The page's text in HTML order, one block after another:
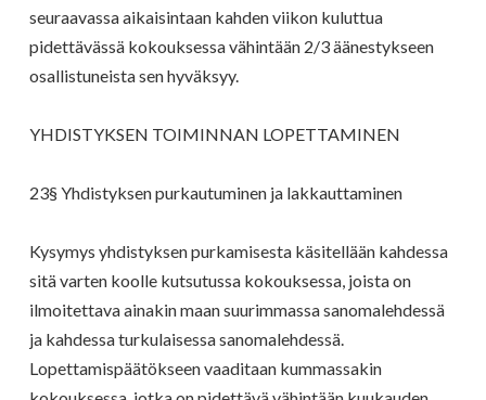
seuraavassa aikaisintaan kahden viikon kuluttua
pidettävässä kokouksessa vähintään 2/3 äänestykseen
osallistuneista sen hyväksyy.
YHDISTYKSEN TOIMINNAN LOPETTAMINEN
23§ Yhdistyksen purkautuminen ja lakkauttaminen
Kysymys yhdistyksen purkamisesta käsitellään kahdessa
sitä varten koolle kutsutussa kokouksessa, joista on
ilmoitettava ainakin maan suurimmassa sanomalehdessä
ja kahdessa turkulaisessa sanomalehdessä.
Lopettamispäätökseen vaaditaan kummassakin